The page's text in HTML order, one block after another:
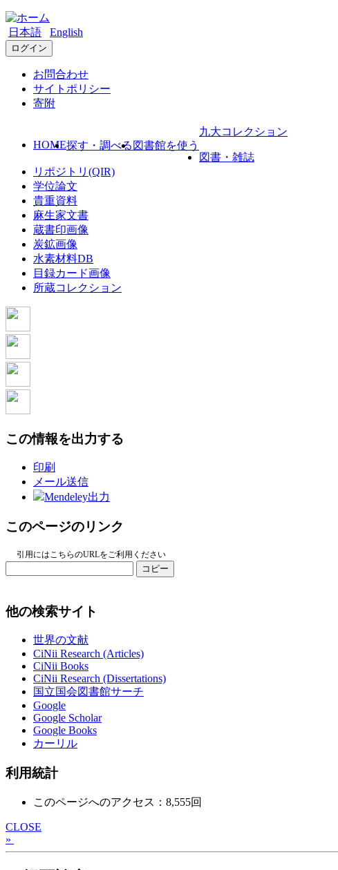
日本語 English
ログイン
お問合わせ
サイトポリシー
寄附
HOME探す・調べる 図書館を使う
九大コレクション
図書・雑誌
リポジトリ(QIR)
学位論文
貴重資料
麻生家文書
蔵書印画像
炭鉱画像
水素材料DB
目録カード画像
所蔵コレクション
この情報を出力する
印刷
メール送信
Mendeley出力
このページのリンク
引用にはこちらのURLをご利用ください
コピー
他の検索サイト
世界の文献
CiNii Research (Articles)
CiNii Books
CiNii Research (Dissertations)
国立国会図書館サーチ
Google
Google Scholar
Google Books
カーリル
利用統計
このページへのアクセス：8,555回
CLOSE
»